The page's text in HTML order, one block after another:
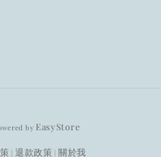
by EasyStore
退款政策 關於我